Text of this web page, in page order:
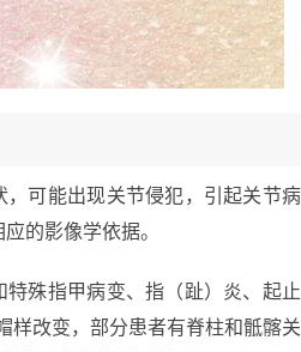
可能出现关节侵犯，引起关节病
的影像学依据。
殊指甲病变、指（趾）炎、起止
样改变，部分患者有脊柱和骶髂关